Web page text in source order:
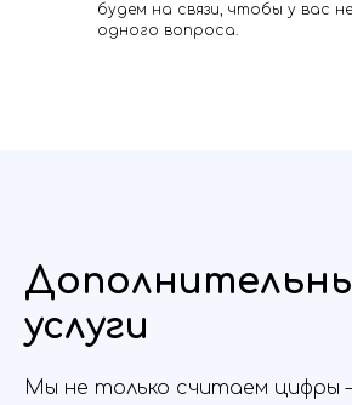
будем на связи, чтобы у вас
одного вопроса.
услуги
Мы не только считаем цифры